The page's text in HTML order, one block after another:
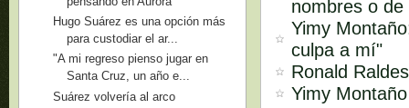
nombres o de
Yimy
culpa a mí"
Ronald
Yimy
Hugo Suárez es una opción más
para custodiar el ar...
"A mi regreso pienso jugar en
Santa Cruz, un año e...
Suárez volvería al arco